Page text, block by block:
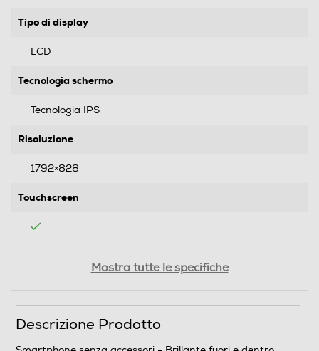
Tipo di display
LCD
Tecnologia schermo
Tecnologia IPS
Risoluzione
1792×828
Touchscreen
Senza SIM
Mostra tutte le specifiche
Descrizione Prodotto